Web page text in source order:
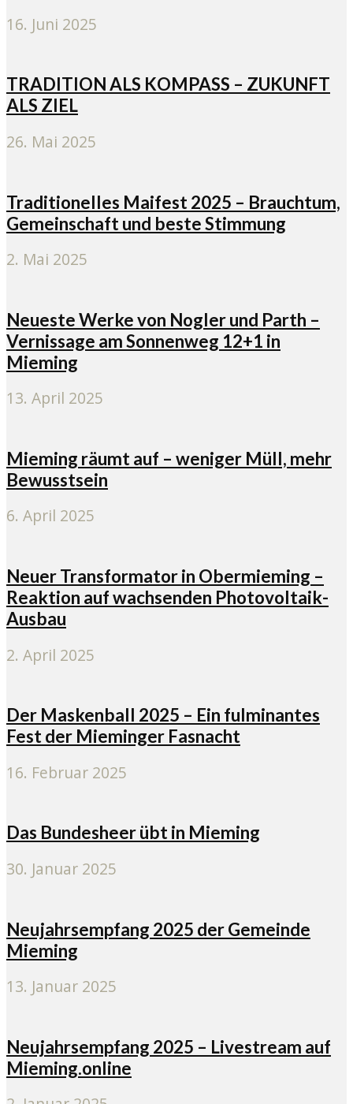
16. Juni 2025
TRADITION ALS KOMPASS – ZUKUNFT
ALS ZIEL
26. Mai 2025
Traditionelles Maifest 2025 – Brauchtum,
Gemeinschaft und beste Stimmung
2. Mai 2025
Neueste Werke von Nogler und Parth –
Vernissage am Sonnenweg 12+1 in
Mieming
13. April 2025
Mieming räumt auf – weniger Müll, mehr
Bewusstsein
6. April 2025
Neuer Transformator in Obermieming –
Reaktion auf wachsenden Photovoltaik-
Ausbau
2. April 2025
Der Maskenball 2025 – Ein fulminantes
Fest der Mieminger Fasnacht
16. Februar 2025
Das Bundesheer übt in Mieming
30. Januar 2025
Neujahrsempfang 2025 der Gemeinde
Mieming
13. Januar 2025
Neujahrsempfang 2025 – Livestream auf
Mieming.online